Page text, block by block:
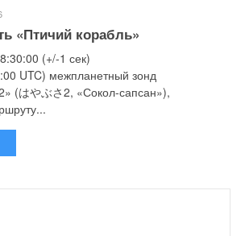
«Птичий корабль»
(+/-1 сек)
UTC) межпланетный зонд
(はやぶさ2, «Сокол-сапсан»),